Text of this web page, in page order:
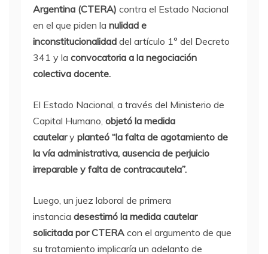
Argentina (CTERA) contra el Estado Nacional
en el que piden la nulidad e
inconstitucionalidad del artículo 1° del Decreto
341 y la convocatoria a la negociación
colectiva docente.
El Estado Nacional, a través del Ministerio de
Capital Humano, objetó la medida
cautelary planteó “la falta de agotamiento de
la vía administrativa, ausencia de perjuicio
irreparable y falta de contracautela”.
Luego, un juez laboral de primera
instancia desestimó la medida cautelar
solicitada por CTERA con el argumento de que
su tratamiento implicaría un adelanto de